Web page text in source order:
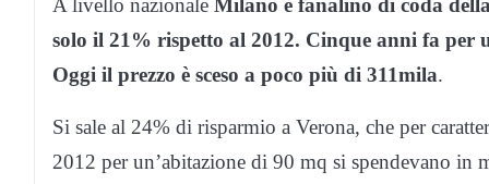
A livello nazionale Milano è fanalino di coda
solo il 21% rispetto al 2012. Cinque anni fa per
Oggi il prezzo è sceso a poco più di 311mila.
Si sale al 24% di risparmio a Verona, che per
2012 per un’abitazione di 90 mq si spendevano in